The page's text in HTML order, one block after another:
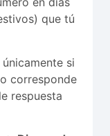
que tú
si
corresponde
respuesta